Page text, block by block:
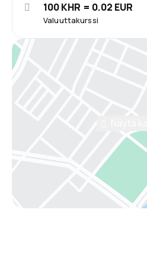
Valuuttakurssi
100 KHR = 0.02 EUR